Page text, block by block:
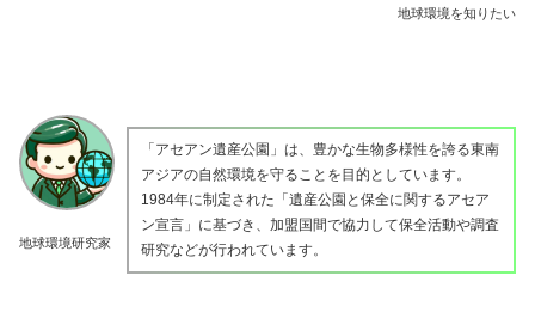
地球環境を知りたい
地球環境研究家
「アセアン遺産公園」は、豊かな生物多様性を誇る東南
アジアの自然環境を守ることを目的としています。
1984年に制定された「遺産公園と保全に関するアセア
ン宣言」に基づき、加盟国間で協力して保全活動や調査
研究などが行われています。